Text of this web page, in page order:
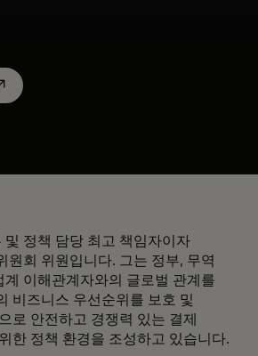
탭에서 열림
및 정책 담당 최고 책임자이자
원회 위원입니다. 그는 정부, 무역
계 이해관계자와의 글로벌 관계를
비즈니스 우선순위를 보호 및
로 안전하고 경쟁력 있는 결제
한 정책 환경을 조성하고 있습니다.